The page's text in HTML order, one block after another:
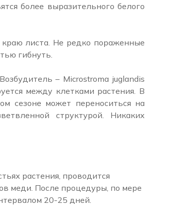
более выразительного белого
листа. Не редко пораженные
гибнуть.
– Microstroma juglandis
между клетками растения. В
сезоне может переноситься на
структурой. Никаких
растения, проводится
меди. После процедуры, по мере
20-25 дней.